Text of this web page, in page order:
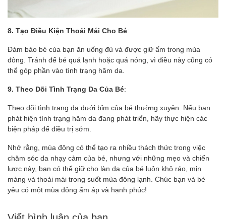
8. Tạo Điều Kiện Thoải Mái Cho Bé:
Đảm bảo bé của bạn ăn uống đủ và được giữ ấm trong mùa
đông. Tránh để bé quá lạnh hoặc quá nóng, vì điều này cũng có
thể góp phần vào tình trạng hăm da.
9. Theo Dõi Tình Trạng Da Của Bé:
Theo dõi tình trạng da dưới bỉm của bé thường xuyên. Nếu bạn
phát hiện tình trạng hăm da đang phát triển, hãy thực hiện các
biện pháp để điều trị sớm.
Nhớ rằng, mùa đông có thể tạo ra nhiều thách thức trong việc
chăm sóc da nhạy cảm của bé, nhưng với những mẹo và chiến
lược này, bạn có thể giữ cho làn da của bé luôn khô ráo, mịn
màng và thoải mái trong suốt mùa đông lạnh. Chúc bạn và bé
yêu có một mùa đông ấm áp và hạnh phúc!